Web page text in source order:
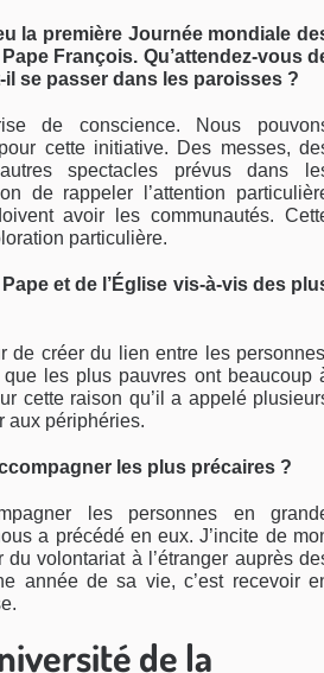
la première Journée mondiale
François. Qu’attendez-vous
se passer dans les paroisses ?
de conscience. Nous
cette initiative. Des messes,
spectacles prévus dans
de rappeler l’attention
avoir les communautés.
particulière.
et de l’Église vis-à-vis des
créer du lien entre les
les plus pauvres ont beaucoup
cette raison qu’il a appelé
aux périphéries.
les plus précaires ?
les personnes en
a précédé en eux. J’incite de
volontariat à l’étranger auprès
année de sa vie, c’est recevoir
de la